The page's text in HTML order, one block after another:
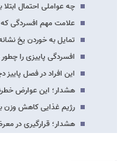
چه عواملی احتمال ابتلا
علامت مهم افسردگی که
تمایل به خوردن یخ
افسردگی پاییزی را
این افراد در فصل
هشدار؛ این عوارض
رژیم غذایی کاهش وزن
هشدار؛ قرارگیری در